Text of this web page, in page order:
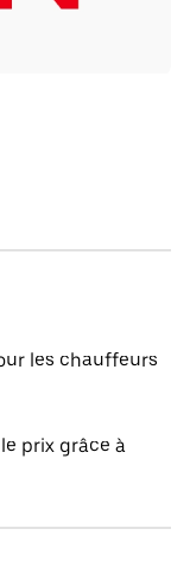
les chauffeurs
prix grâce à